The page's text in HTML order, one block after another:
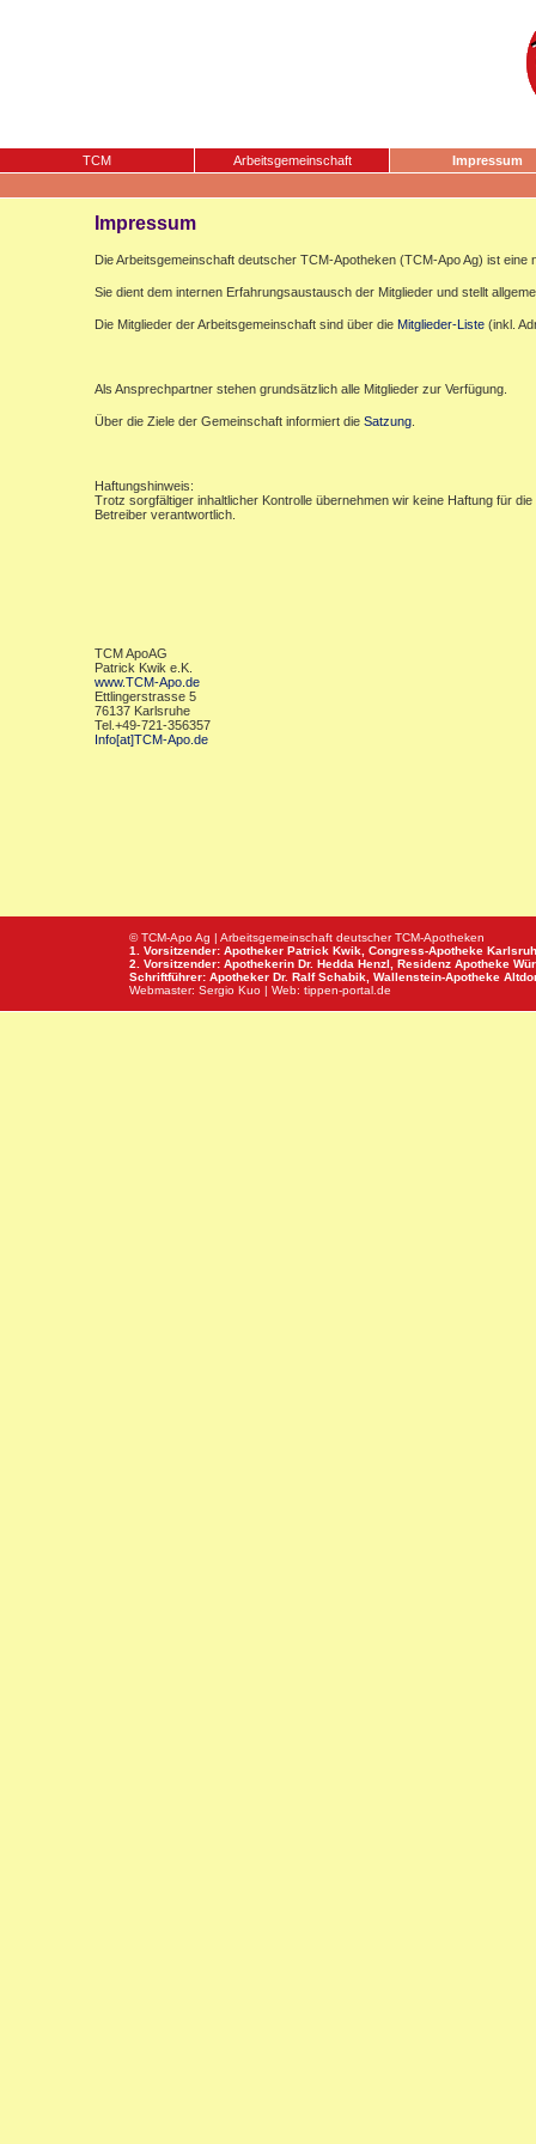
TCM Arbeitsgemeinschaft Impressum
Impressum
Die Arbeitsgemeinschaft deutscher TCM-Apotheken (TCM-Apo Ag) ist eine
Sie dient dem internen Erfahrungsaustausch der Mitglieder und stellt
Die Mitglieder der Arbeitsgemeinschaft sind über die Mitglieder-Liste (inkl.
Als Ansprechpartner stehen grundsätzlich alle Mitglieder zur Verfügung.
Über die Ziele der Gemeinschaft informiert die Satzung
Haftungshinweis:
Trotz sorgfältiger inhaltlicher Kontrolle übernehmen wir keine Haftung für
Betreiber verantwortlich.
TCM ApoAG
Patrick Kwik e.K.
www.TCM-Apo.de
Ettlingerstrasse 5
76137 Karlsruhe
Tel.+49-721-356357
Info[at]TCM-Apo.de
© TCM-Apo Ag | Arbeitsgemeinschaft deutscher TCM-Apotheken
1. Vorsitzender: Apotheker Patrick Kwik, Congress-Apotheke
2. Vorsitzender: Apothekerin Dr. Hedda Henzl, Residenz Apotheke
Schriftführer: Apotheker Dr. Ralf Schabik, Wallenstein-Apotheke
Webmaster: Sergio Kuo | Web: tippen-portal.de